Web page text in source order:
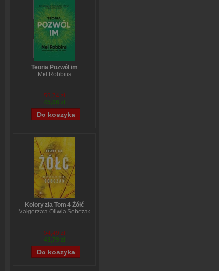
Teoria Pozwól im
Mel Robbins
59,74 zł
45,06 zł
Kolory zła Tom 4 Żółć
Małgorzata Oliwia Sobczak
54,49 zł
43,79 zł